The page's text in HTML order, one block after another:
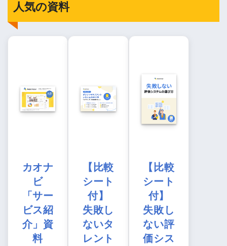
人気の資料
カオナ
ビ
「サー
ビス紹
介」資
料
【比較
シート
付】
失敗し
ないタ
レント
【比較
シート
付】
失敗し
ない評
価シス